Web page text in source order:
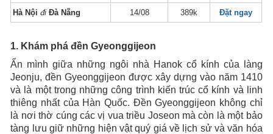
Hà Nộiđi Đà Nẵng 14/08 389k Đặt ngay
1. Khám phá đền Gyeonggijeon
Ẩn mình giữa những ngôi nhà Hanok cổ kính của làng
Jeonju, đền Gyeonggijeon được xây dựng vào năm 1410
và là một trong những công trình kiến trúc cổ kính và linh
thiêng nhất của Hàn Quốc. Đền Gyeonggijeon không chỉ
là nơi thờ cúng các vị vua triều Joseon mà còn là một bảo
tàng lưu giữ những hiện vật quý giá về lịch sử và văn hóa